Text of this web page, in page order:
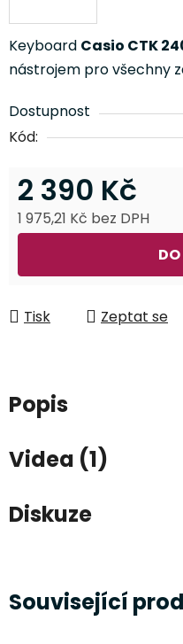
Keyboard Casio CTK
nástrojem pro všechny
Dostupnost
Kód:
2 390 Kč
1 975,21 Kč bez DPH
Tisk Zeptat se
Popis
Videa (1)
Diskuze
Související